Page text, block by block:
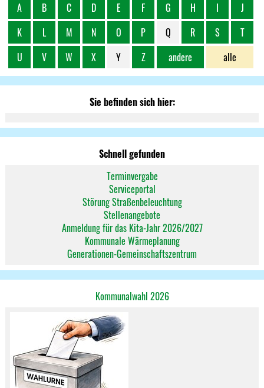
alle
A B C D E F G H I
J
K
L M N O P Q R S
T
U
V W X Y Z andere
Sie befinden sich hier:
Schnell gefunden
Terminvergabe
Serviceportal
Störung Straßenbeleuchtung
Stellenangebote
Anmeldung für das Kita-Jahr 2026/2027
Kommunale Wärmeplanung
Generationen-Gemeinschaftszentrum
Kommunalwahl 2026